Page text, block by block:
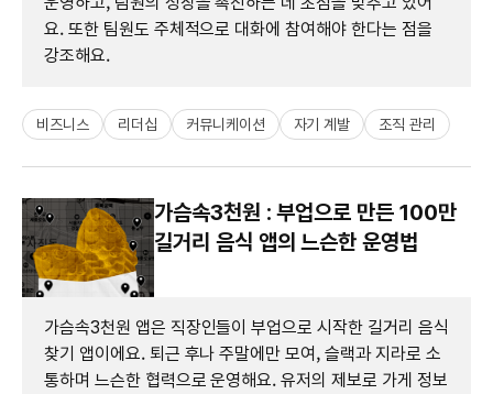
요. 또한 팀원도 주체적으로 대화에 참여해야 한다는 점을
강조해요.
비즈니스 리더십 커뮤니케이션 자기 계발 조직 관리
가슴속3천원 : 부업으로 만든 100만
길거리 음식 앱의 느슨한 운영법
가슴속3천원 앱은 직장인들이 부업으로 시작한 길거리 음식
찾기 앱이에요. 퇴근 후나 주말에만 모여, 슬랙과 지라로 소
통하며 느슨한 협력으로 운영해요. 유저의 제보로 가게 정보